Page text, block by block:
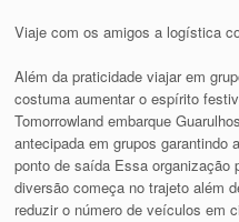
Viaje com os amigos a logística
Além da praticidade viajar em
costuma aumentar o espírito
Tomorrowland embarque
antecipada em grupos garantindo
ponto de saída Essa organização
diversão começa no trajeto além
reduzir o número de veículos em